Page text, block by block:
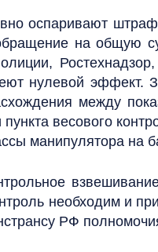
оспаривают
на общую
нулевой эффект.
между
весового
манипулятора на
необходим и
РФ